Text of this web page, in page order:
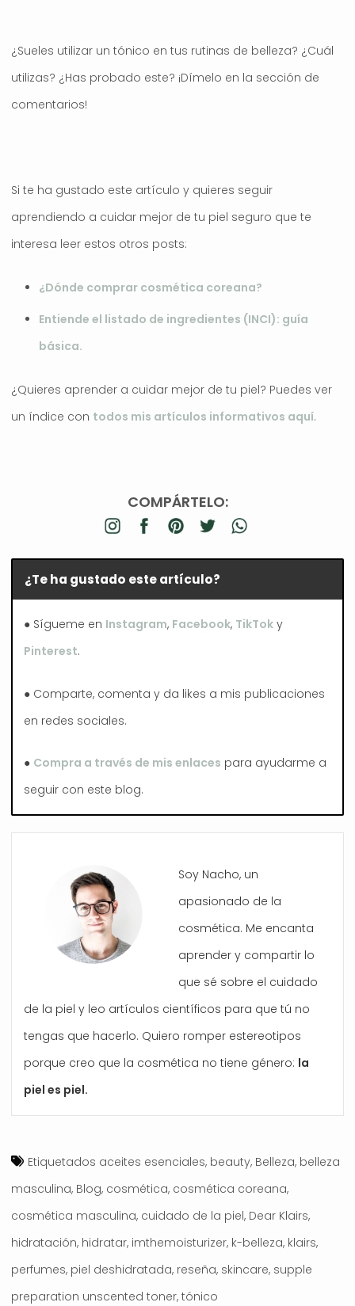
¿Sueles utilizar un tónico en tus rutinas de belleza? ¿Cuál
utilizas? ¿Has probado este? ¡Dímelo en la sección de
comentarios!
Si te ha gustado este artículo y quieres seguir
aprendiendo a cuidar mejor de tu piel seguro que te
interesa leer estos otros posts:
¿Dónde comprar cosmética coreana?
Entiende el listado de ingredientes (INCI): guía
básica.
¿Quieres aprender a cuidar mejor de tu piel? Puedes ver
un índice con todos mis artículos informativos aquí.
COMPÁRTELO:
¿Te ha gustado este artículo?
● Sígueme en Instagram, Facebook, TikTok y
Pinterest.
● Comparte, comenta y da likes a mis publicaciones
en redes sociales.
● Compra a través de mis enlaces para ayudarme a
seguir con este blog.
Soy Nacho, un
apasionado de la
cosmética. Me encanta
aprender y compartir lo
que sé sobre el cuidado
de la piel y leo artículos científicos para que tú no
tengas que hacerlo. Quiero romper estereotipos
porque creo que la cosmética no tiene género: la
piel es piel.
Etiquetados aceites esenciales, beauty, Belleza, belleza
masculina, Blog, cosmética, cosmética coreana,
cosmética masculina, cuidado de la piel, Dear Klairs,
hidratación, hidratar, imthemoisturizer, k-belleza, klairs,
perfumes, piel deshidratada, reseña, skincare, supple
preparation unscented toner, tónico